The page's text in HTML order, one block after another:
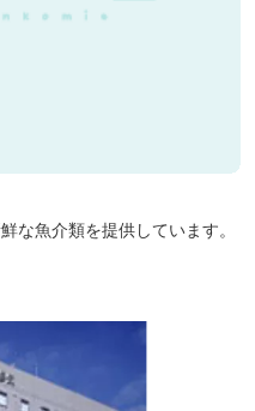
な魚介類を提供しています。